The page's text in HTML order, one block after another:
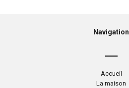
Navigation
Accueil
La maison